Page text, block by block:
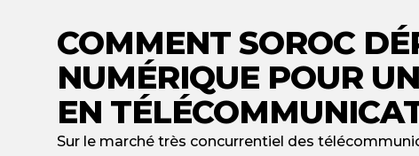
COMMENT SOROC
NUMÉRIQUE POUR
EN
Sur le marché très concurrentiel des